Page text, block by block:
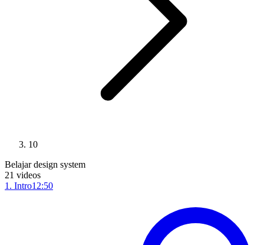
10
Belajar design system
21 videos
1 . Intro12:50